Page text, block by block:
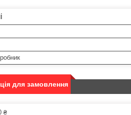
для замовлення
₴